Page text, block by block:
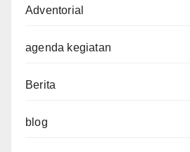
Adventorial
agenda kegiatan
Berita
blog